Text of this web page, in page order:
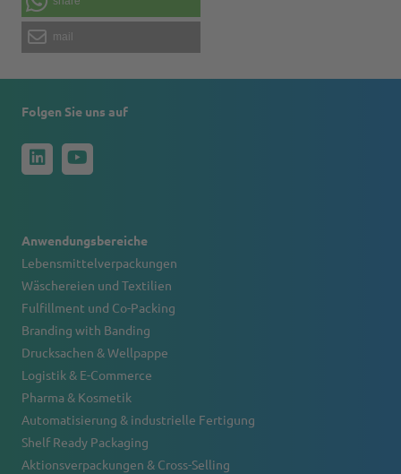
mail
Folgen Sie uns auf
Anwendungsbereiche
Lebensmittelverpackungen
Wäschereien und Textilien
Fulfillment und Co-Packing
Branding with Banding
Drucksachen & Wellpappe
Logistik & E-Commerce
Pharma & Kosmetik
Automatisierung & industrielle Fertigung
Shelf Ready Packaging
Aktionsverpackungen & Cross-Selling